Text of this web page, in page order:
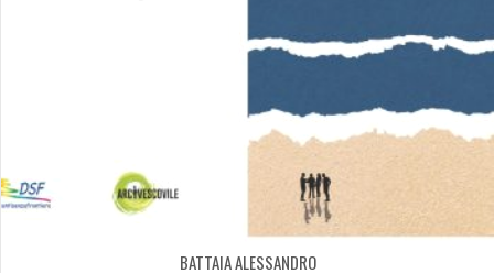
BATTAIA ALESSANDRO